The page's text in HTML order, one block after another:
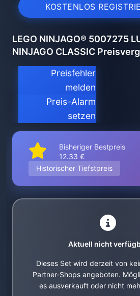
KOSTENLOS
LEGO NINJAGO® 5007275
NINJAGO CLASSIC
Preisfehler
melden
Preis-Alarm
setzen
Bisheriger Bestpreis
12.33 €
Historischer Tiefstpreis
Aktuell nicht
Dieses Set wird derzeit von
Partner-Shops angeboten.
es ausverkauft oder nicht